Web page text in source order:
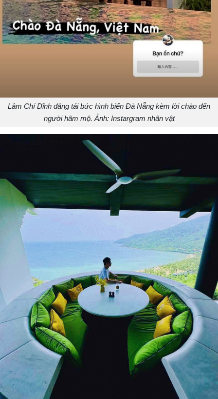
Lâm Chí Dĩnh đăng tải bức hình biển Đà Nẵng kèm lời chào đến
người hâm mộ. Ảnh: Instargram nhân vật